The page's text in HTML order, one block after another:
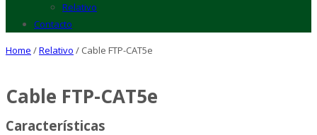
Relativo
Contacto
Home /Relativo / Cable FTP-CAT5e
Cable FTP-CAT5e
Características